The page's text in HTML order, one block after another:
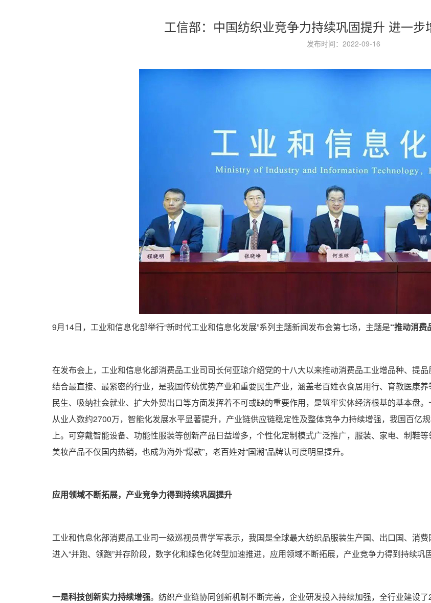
工信部：中国纺织业竞争力持续巩固提升 进一步
发布时间：2022-09-16
9月14日，工业和信息化部举行“新时代工业和信息化发展”系列主题新闻发布会第七场，主题是“推动消费
在发布会上，工业和信息化部消费品工业司司长何亚琼介绍党的十八大以来推动消费品工业增品种、提
结合最直接、最紧密的行业，是我国传统优势产业和重要民生产业，涵盖老百姓衣食居用行、育教医康
民生、吸纳社会就业、扩大外贸出口等方面发挥着不可或缺的重要作用，是筑牢实体经济根基的基本盘
从业人数约2700万，智能化发展水平显著提升，产业链供应链稳定性及整体竞争力持续增强，我国百亿
上。可穿戴智能设备、功能性服装等创新产品日益增多，个性化定制模式广泛推广，服装、家电、制鞋
美妆产品不仅国内热销，也成为海外“爆款”，老百姓对“国潮”品牌认可度明显提升。
应用领域不断拓展，产业竞争力得到持续巩固提升
工业和信息化部消费品工业司一级巡视员曹学军表示，我国是全球最大纺织品服装生产国、出口国、消
进入“并跑、领跑”并存阶段，数字化和绿色化转型加速推进，应用领域不断拓展，产业竞争力得到持续巩
一是科技创新实力持续增强。纺织产业链协同创新机制不断完善，企业研发投入持续加强，全行业建设